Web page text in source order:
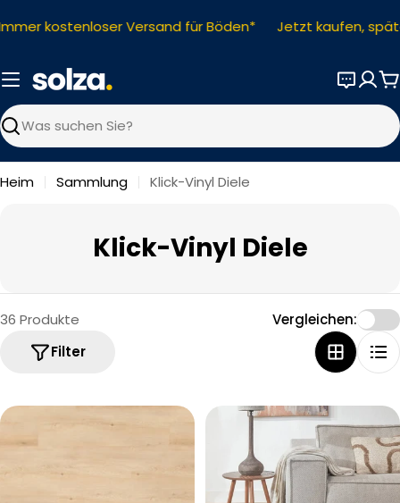
Inhaltkostenloser Versand für Böden* Jetzt kaufen,
Suchen
Heim Sammlung Klick-Vinyl Diele
S
n
Klick-Vinyl Diele
36 Produkte
Filter
Vergleichen: